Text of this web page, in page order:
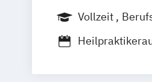
Vollzeit